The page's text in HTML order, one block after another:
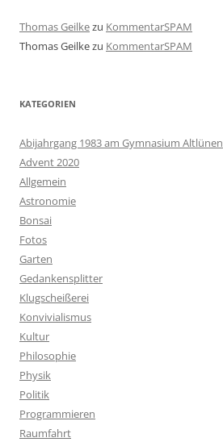
Thomas Geilkezu KommentarSPAM
Thomas Geilkezu KommentarSPAM
KATEGORIEN
Abijahrgang 1983 am Gymnasium Altlünen
Advent 2020
Allgemein
Astronomie
Bonsai
Fotos
Garten
Gedankensplitter
Klugscheißerei
Konvivialismus
Kultur
Philosophie
Physik
Politik
Programmieren
Raumfahrt